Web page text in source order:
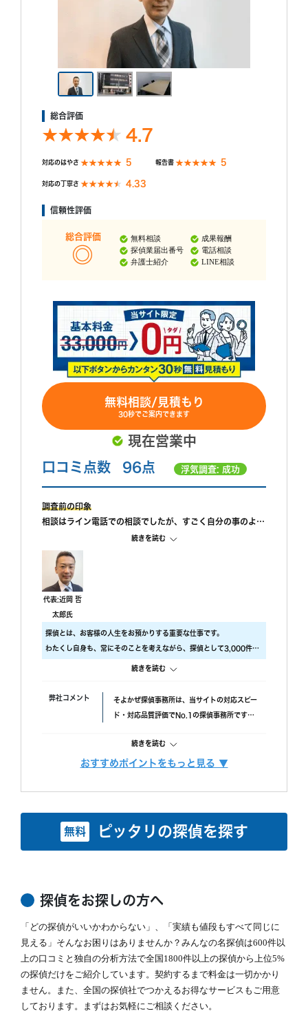
総合評価
4.7
対応のはやさ 5 報告書 5
対応の丁寧さ 4.33
信頼性評価
総合評価
無料相談
探偵業届出番号
弁護士紹介
成果報酬
電話相談
LINE相談
無料相談/見積もり
30秒でご案内できます
現在営業中
口コミ点数
96点 浮気調査: 成功
調査前の印象
相談はライン電話での相談でしたが、すごく自分の事のよう
に親身になって相談に乗ってもらえました。 また、私が自
己肯定感が低いこともあり、自分のことを攻めていると、も
っと自信を持ちなさいと励ましてもらってすごく嬉しかった
です。
調査中の印象
尾行が旦那の会社スタートの予定でしたが、場所が違ってい
たようで、必死に探してくれたと伺っております。こちらの
対応については本当に調査員の方々に感謝しかありません。
調査後の印象
報告書はすぐに届けていただけましたが、時間表示が間違っ
と思われます。)おそらく、早急に届けたいと思ってくれた
のかなと思います。
続きを読む
代表:近岡 哲
太郎氏
探偵とは、お客様の人生をお預かりする重要な仕事です。
わたくし自身も、常にそのことを考えながら、探偵として3,000件以
す。
・ 厳選した優秀な調査スタッフ
また、お客様ひとりひとりに合った調査プランを立てるには、カウン
す。
その結果、98% (2023年度) という非常に高い満足度をいただくこと
続きを読む
弊社コメント そよかぜ探偵事務所は、当サイトの対応スピー
ド・対応品質評価でNo.1の探偵事務所です。
で、完全成功報酬プランも選べます。また、み
んなの名探偵経由で相談できる限定クーポンも
方におすすめです。
続きを読む
調査で使用するカメラ数：平均１６台～２２台
平均の約6倍！)
(他社２～３年に１回買い替え)
続きを読む
カウンセリング 「明朗会計」がモットー。 あとから請求は時
間延長以外一切なし！
依頼者様にあった最適なプランを、オーダーメ
イドで提案します。
おすすめポイントをもっと見る ▼
無料 ピッタリの探偵を探す
探偵をお探しの方へ
「どの探偵がいいかわからない」、「実績も値段もすべて同じに
見える」そんなお困りはありませんか？みんなの名探偵は600件以
上の口コミと独自の分析方法で全国1800件以上の探偵から上位5%
の探偵だけをご紹介しています。契約するまで料金は一切かかり
ません。また、全国の探偵社でつかえるお得なサービスもご用意
しております。まずはお気軽にご相談ください。